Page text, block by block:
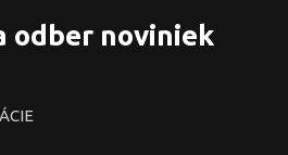
odber noviniek